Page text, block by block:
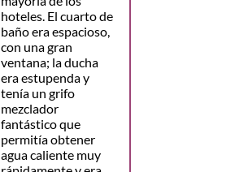
hoteles. El cuarto de
baño era espacioso,
con una gran
ventana; la ducha
era estupenda y
tenía un grifo
mezclador
fantástico que
permitía obtener
agua caliente muy